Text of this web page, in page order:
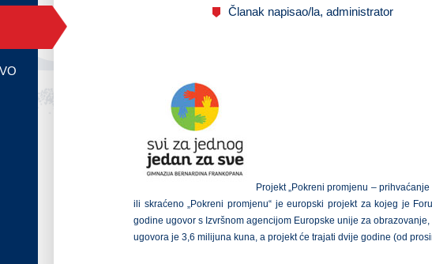
Članak napisao/la, administrator
Projekt „Pokreni promjenu –
ili skraćeno „Pokreni promjenu“ je europski projekt za kojeg je
godine ugovor s Izvršnom agencijom Europske unije za
ugovora je 3,6 milijuna kuna, a projekt će trajati dvije godine (od